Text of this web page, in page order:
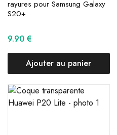
rayures pour Samsung Galaxy
S20+
9.90 €
Ajouter au panier